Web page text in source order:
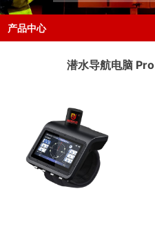
潜水导航电脑 Pro
产品中心